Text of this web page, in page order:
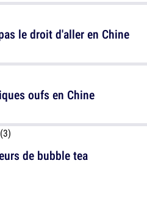
le droit d'aller en Chine
de bubble tea
oufs en Chine